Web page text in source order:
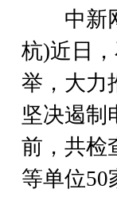
中新网
杭)近日
举，大力
坚决遏制
前，共检
等单位50